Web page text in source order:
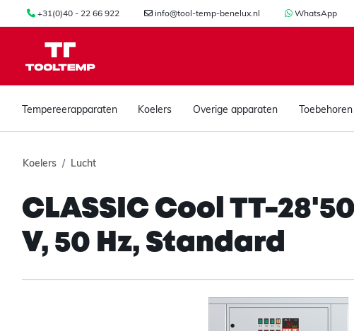
+31(0)40 - 22 66 922 info@tool-temp-benelux.nl WhatsApp
Tempereerapparaten Koelers Overige apparaten Toebehoren
Koelers Lucht
CLASSIC Cool TT-
V, 50 Hz, Standard